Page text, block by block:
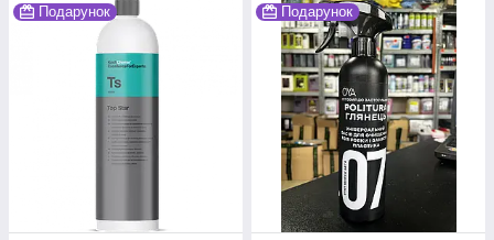
Подарунок Подарунок